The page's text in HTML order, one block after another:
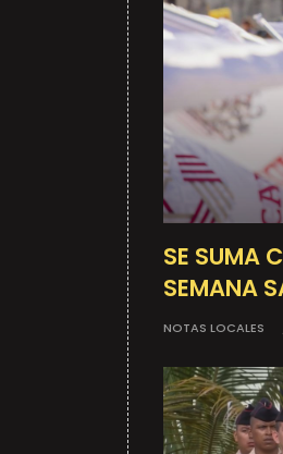
SE SUMA
SEMANA
NOTAS LOCALES